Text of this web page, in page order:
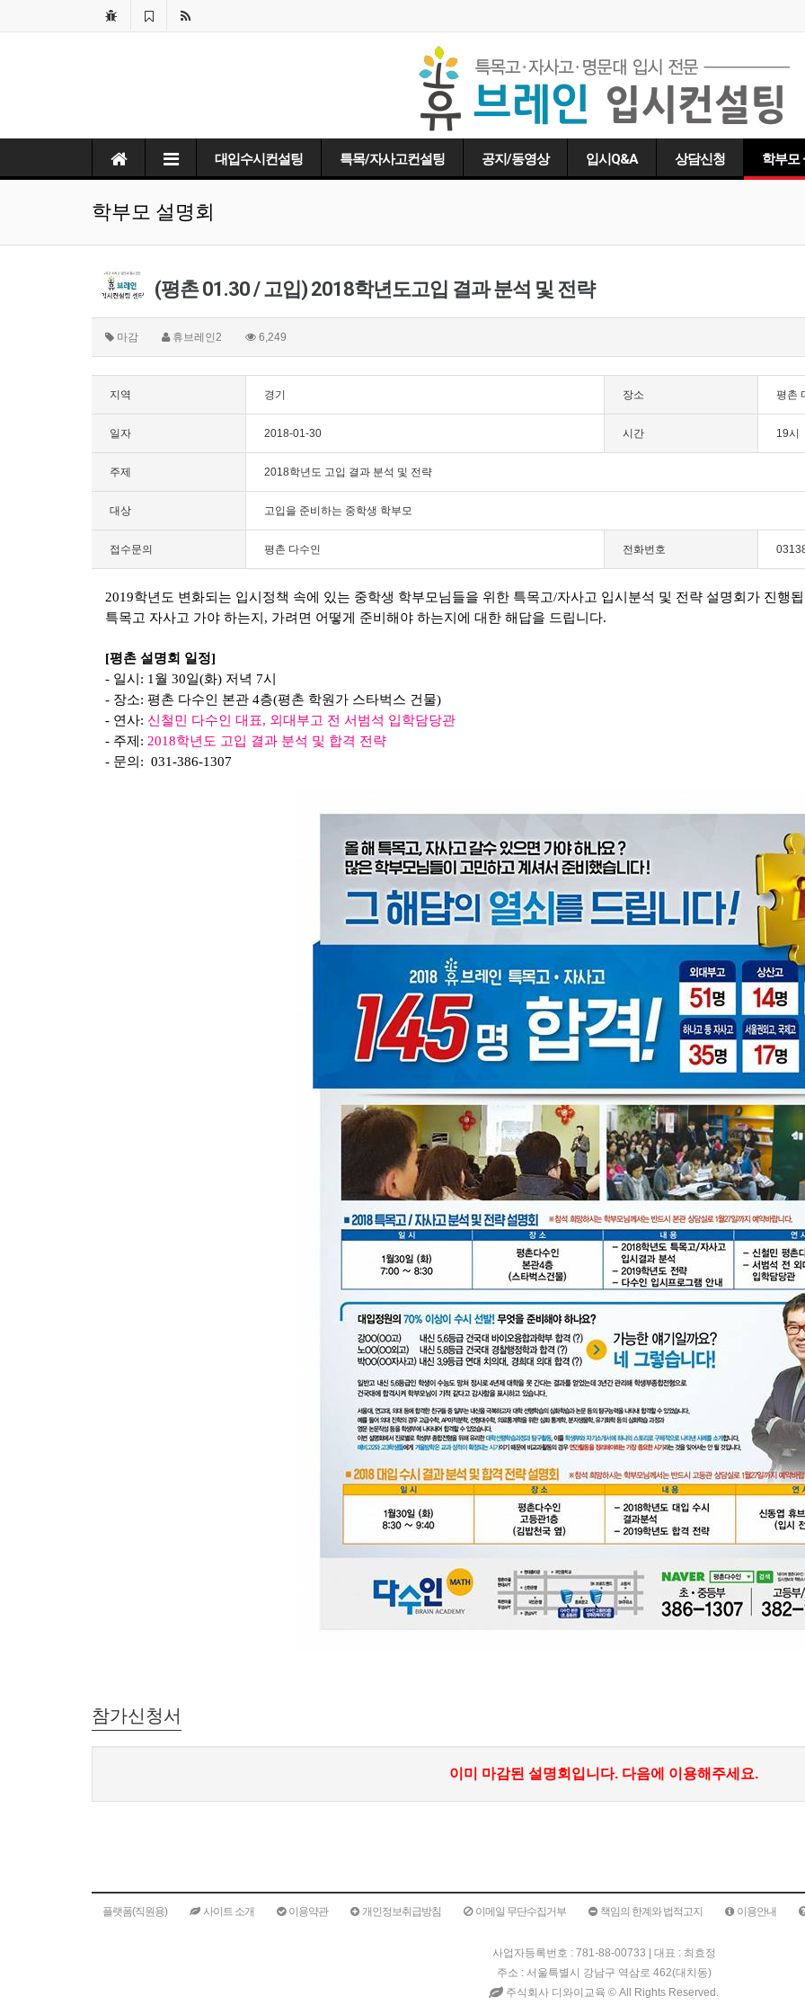
대입수시컨설팅 특목/자사고컨설팅 공지/동영상 입시Q&A 상담신청 학부모
학부모 설명회
(평촌 01.30 / 고입) 2018학년도고입 결과 분석 및 전략
마감 휴브레인2 6,249
지역 경기 장소 평촌
일자 2018-01-30 시간 19시
주제 2018학년도 고입 결과 분석 및 전략
대상 고입을 준비하는 중학생 학부모
접수문의 평촌 다수인 전화번호
2019학년도 변화되는 입시정책 속에 있는 중학생 학부모님들을 위한 특목고/자사고 입시분석 및 전략 설명회가 진행
특목고 자사고 가야 하는지, 가려면 어떻게 준비해야 하는지에 대한 해답을 드립니다.
[평촌 설명회 일정]
- 일시: 1월 30일(화) 저녁 7시
- 장소: 평촌 다수인 본관 4층(평촌 학원가 스타벅스 건물)
- 연사: 신철민 다수인 대표, 외대부고 전 서범석 입학담당관
- 주제: 2018학년도 고입 결과 분석 및 합격 전략
- 문의: 031-386-1307
참가신청서
이미 마감된 설명회입니다. 다음에 이용해주세요.
플랫폼(직원용) 사이트 소개 이용약관 개인정보취급방침 이메일 무단수집거부 책임의 한계와 법적고지 이용안내
사업자등록번호 : 781-88-00733 | 대표 : 최효정
주소 : 서울특별시 강남구 역삼로 462(대치동)
주식회사 디와이교육 © All Rights Reserved.